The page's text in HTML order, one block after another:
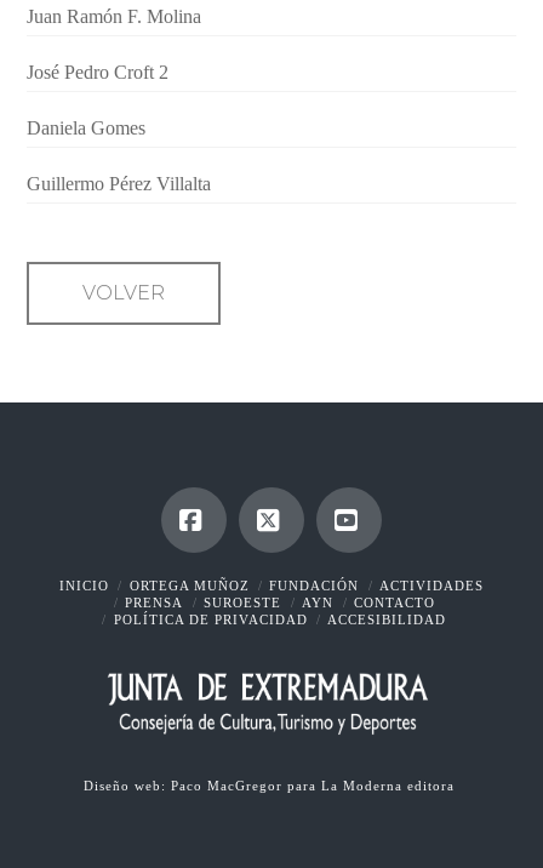
Juan Ramón F. Molina
José Pedro Croft 2
Daniela Gomes
Guillermo Pérez Villalta
VOLVER
Facebook
X YouTube
INICIO ORTEGA MUÑOZ FUNDACIÓN
ACTIVIDADES
PRENSA
SUROESTE AYN
CONTACTO
POLÍTICA DE PRIVACIDAD
ACCESIBILIDAD
Diseño web: Paco MacGregor para La Moderna editora